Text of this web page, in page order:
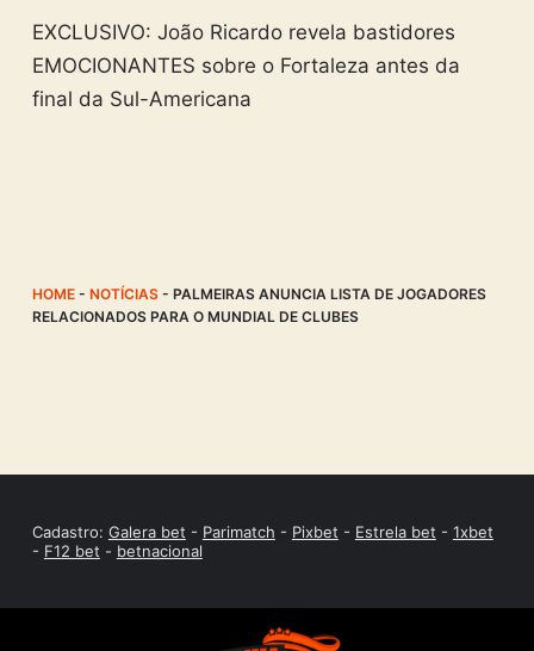
EXCLUSIVO: João Ricardo revela bastidores
EMOCIONANTES sobre o Fortaleza antes da
final da Sul-Americana
HOME- NOTÍCIAS- PALMEIRAS ANUNCIA LISTA DE JOGADORES
RELACIONADOS PARA O MUNDIAL DE CLUBES
Cadastro: Galera bet - Parimatch - Pixbet - Estrela bet - 1xbet
- F12 bet - betnacional